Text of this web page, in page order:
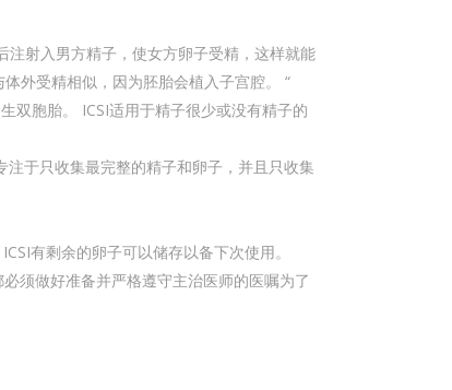
射入男方精子，使女方卵子受精，这样就能
外受精相似，因为胚胎会植入子宫腔。 “
双胞胎。 ICSI适用于精子很少或没有精子的
于只收集最完整的精子和卵子，并且只收集
有剩余的卵子可以储存以备下次使用。
须做好准备并严格遵守主治医师的医嘱为了